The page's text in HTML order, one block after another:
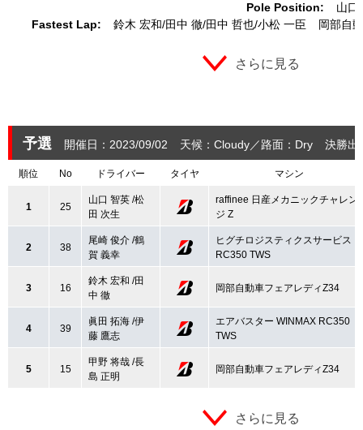
Pole Position:
山口
Fastest Lap:
鈴木 宏和 田中 徹 田中 哲也 小松 一臣 岡部自
さらに見る
予選 開催日：2023/09/02 天候：Cloudy 路面：Dry 決勝出
順位 No ドライバー タイヤ マシン
1 25
山口 智英 /松
田 次生
raffinee 日産メカニックチャレン
ジ Z
2 38
尾崎 俊介 /鶴
賀 義幸
ヒグチロジスティクスサービス
RC350 TWS
3 16
鈴木 宏和 /田
中 徹
岡部自動車フェアレディZ34
4 39
眞田 拓海 /伊
藤 鷹志
エアバスター WINMAX RC350
TWS
5 15
甲野 将哉 /長
島 正明
岡部自動車フェアレディZ34
さらに見る